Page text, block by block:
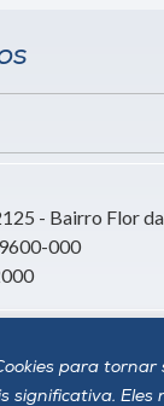
para tornar
significativa. Eles
- Bairro Flor
000